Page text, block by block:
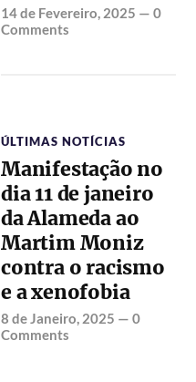
14 de Fevereiro, 2025 —0
Comments
ÚLTIMAS NOTÍCIAS
Manifestação no
dia 11 de janeiro
da Alameda ao
Martim Moniz
contra o racismo
e a xenofobia
8 de Janeiro, 2025 —0
Comments